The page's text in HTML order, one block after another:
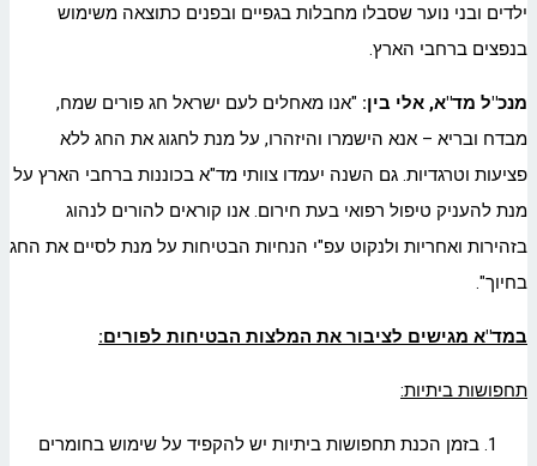
ילדים ובני נוער שסבלו מחבלות בגפיים ובפנים כתוצאה משימוש
בנפצים ברחבי הארץ.
מנכ"ל מד"א, אלי בין: "אנו מאחלים לעם ישראל חג פורים שמח,
מבדח ובריא – אנא הישמרו והיזהרו, על מנת לחגוג את החג ללא
פציעות וטרגדיות. גם השנה יעמדו צוותי מד"א בכוננות ברחבי הארץ על
מנת להעניק טיפול רפואי בעת חירום. אנו קוראים להורים לנהוג
בזהירות ואחריות ולנקוט עפ"י הנחיות הבטיחות על מנת לסיים את החג
בחיוך".
במד"א מגישים לציבור את המלצות הבטיחות לפורים:
תחפושות ביתיות:
בזמן הכנת תחפושות ביתיות יש להקפיד על שימוש בחומרים